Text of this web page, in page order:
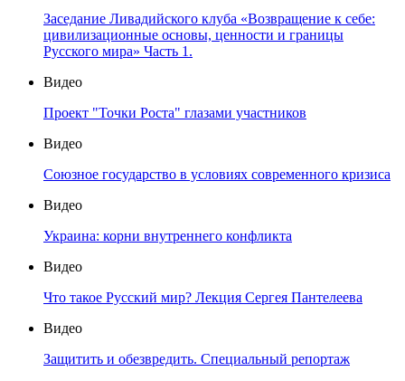
Заседание Ливадийского клуба «Возвращение к себе:
цивилизационные основы, ценности и границы
Русского мира» Часть 1.
Видео
Проект "Точки Роста" глазами участников
Видео
Союзное государство в условиях современного кризиса
Видео
Украина: корни внутреннего конфликта
Видео
Что такое Русский мир? Лекция Сергея Пантелеева
Видео
Защитить и обезвредить. Специальный репортаж